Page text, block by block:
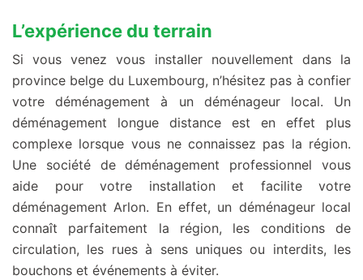
L’expérience du terrain
Si vous venez vous installer nouvellement dans la
province belge du Luxembourg, n’hésitez pas à confier
votre déménagement à un déménageur local. Un
déménagement longue distance est en effet plus
complexe lorsque vous ne connaissez pas la région.
Une société de déménagement professionnel vous
aide pour votre installation et facilite votre
déménagement Arlon. En effet, un déménageur local
connaît parfaitement la région, les conditions de
circulation, les rues à sens uniques ou interdits, les
bouchons et événements à éviter.